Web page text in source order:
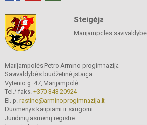
Steigėja
Marijampolės savivaldybė
Marijampolės Petro Armino progimnazija
Savivaldybės biudžetinė įstaiga
Vytenio g. 47, Marijampolė
Tel./ faks. +370 343 20924
El. p. rastine@arminoprogimnazija.lt
Duomenys kaupiami ir saugomi
Juridinių asmenų registre